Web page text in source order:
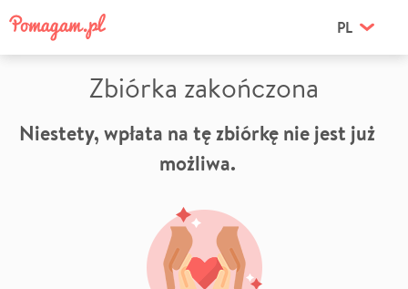
PL
Zbiórka zakończona
Niestety, wpłata na tę zbiórkę nie jest już
możliwa.